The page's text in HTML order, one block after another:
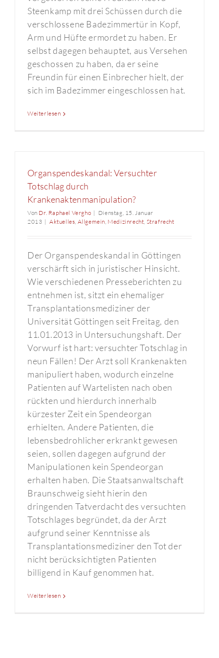
Steenkamp mit drei Schüssen durch die
verschlossene Badezimmertür in Kopf,
Arm und Hüfte ermordet zu haben. Er
selbst dagegen behauptet, aus Versehen
geschossen zu haben, da er seine
Freundin für einen Einbrecher hielt, der
sich im Badezimmer eingeschlossen hat.
Weiterlesen
Organspendeskandal: Versuchter
Totschlag durch
Krankenaktenmanipulation?
Von Dr. Raphael Vergho | Dienstag, 15. Januar
2013 | Aktuelles, Allgemein, Medizinrecht, Strafrecht
Der Organspendeskandal in Göttingen
verschärft sich in juristischer Hinsicht.
Wie verschiedenen Presseberichten zu
entnehmen ist, sitzt ein ehemaliger
Transplantationsmediziner der
Universität Göttingen seit Freitag, den
11.01.2013 in Untersuchungshaft. Der
Vorwurf ist hart: versuchter Totschlag in
neun Fällen! Der Arzt soll Krankenakten
manipuliert haben, wodurch einzelne
Patienten auf Wartelisten nach oben
rückten und hierdurch innerhalb
kürzester Zeit ein Spendeorgan
erhielten. Andere Patienten, die
lebensbedrohlicher erkrankt gewesen
seien, sollen dagegen aufgrund der
Manipulationen kein Spendeorgan
erhalten haben. Die Staatsanwaltschaft
Braunschweig sieht hierin den
dringenden Tatverdacht des versuchten
Totschlages begründet, da der Arzt
aufgrund seiner Kenntnisse als
Transplantationsmediziner den Tot der
nicht berücksichtigten Patienten
billigend in Kauf genommen hat.
Weiterlesen